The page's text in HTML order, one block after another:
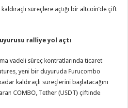
süreçlere açtığı bir altcoin’de çift
ralliye yol açtı
vadeli süreç kontratlarında ticaret
yeni bir duyuruda Furucombo
kaldıraçlı süreçlerini başlatacağını
COMBO, Tether (USDT) çiftinde